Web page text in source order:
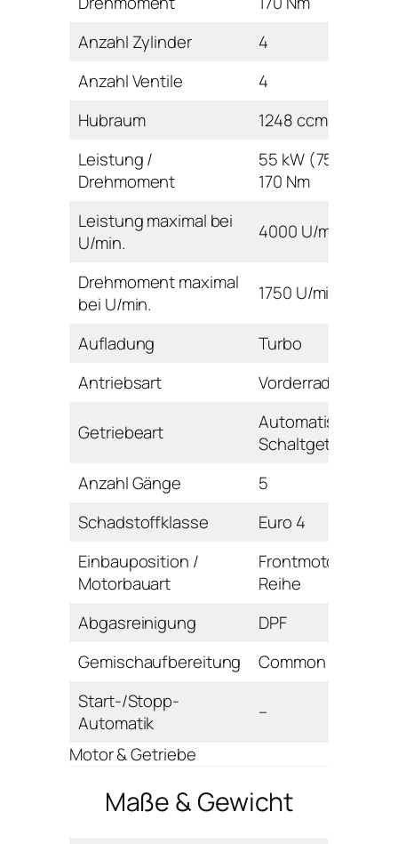
Anzahl Zylinder
4
Anzahl Ventile
4
Hubraum
1248 ccm
Leistung /
Drehmoment
55 kW (75 PS) /
170 Nm
Leistung maximal bei
U/min.
4000 U/min
Drehmoment maximal
bei U/min.
1750 U/min
Aufladung
Turbo
Antriebsart
Vorderrad
Getriebeart
Automatisiertes
Schaltgetriebe
Anzahl Gänge
5
Schadstoffklasse
Euro 4
Einbauposition /
Motorbauart
Frontmotor /
Reihe
Abgasreinigung
DPF
Gemischaufbereitung
Common Rail
Start-/Stopp-
Automatik
–
Motor & Getriebe
Maße & Gewicht